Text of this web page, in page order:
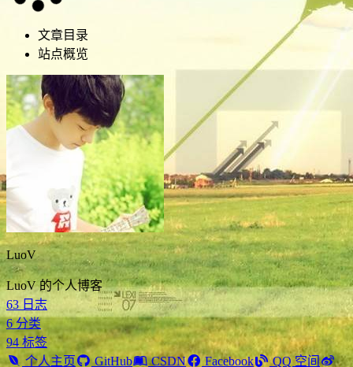
文章目录
站点概览
LuoV
LuoV 的个人博客
63 日志
6 分类
94 标签
个人主页
GitHub CSDN Facebook QQ 空间